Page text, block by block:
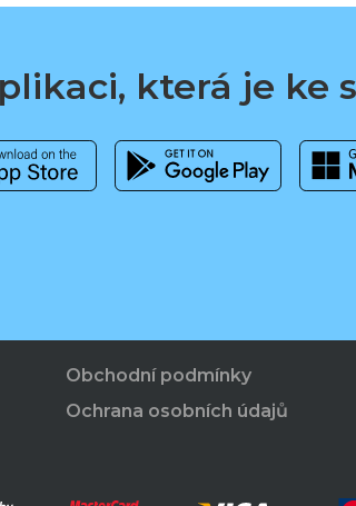
která je ke
Obchodní podmínky
Ochrana osobních údajů